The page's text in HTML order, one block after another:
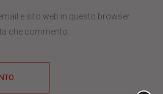
e sito web in questo browser
che commento.